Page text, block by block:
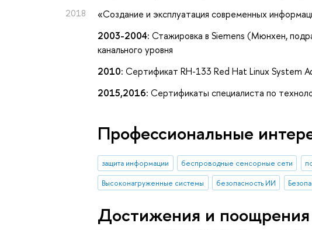
2018 «Создание и эксплуатация современных
2003-2004: Стажировка в Siemens (Мюнхен,
канального уровня
2010: Сертификат RH-133 Red Hat Linux System
2015,2016: Сертификаты специалиста по
Профессиональные
защита информации беспроводные сенсорные сети
Высоконагруженные системы
безопасность ИИ
Достижения и поощрения